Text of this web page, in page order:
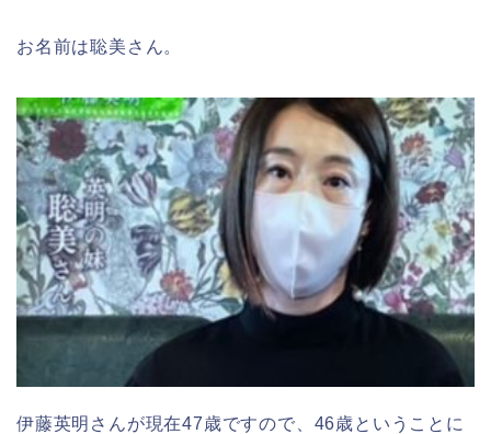
お名前は聡美さん。
伊藤英明さんが現在47歳ですので、46歳ということに